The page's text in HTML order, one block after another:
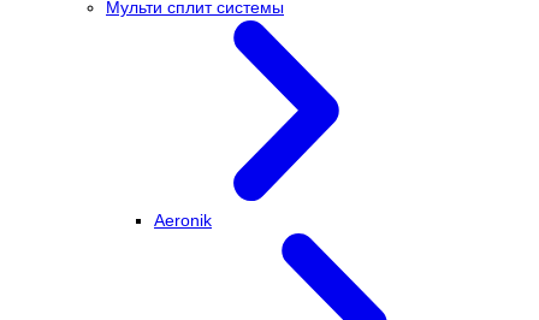
Мульти сплит системы
Aeronik